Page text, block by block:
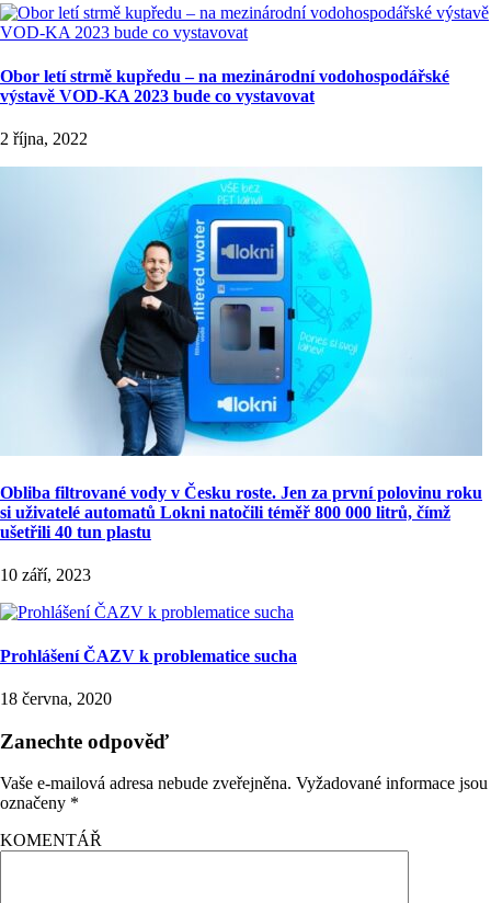
Obor letí strmě kupředu – na mezinárodní vodohospodářské
výstavě VOD-KA 2023 bude co vystavovat
2 října, 2022
Obliba filtrované vody v Česku roste. Jen za první polovinu roku
si uživatelé automatů Lokni natočili téměř 800 000 litrů, čímž
ušetřili 40 tun plastu
10 září, 2023
Prohlášení ČAZV k problematice sucha
18 června, 2020
Zanechte odpověď
Vaše e-mailová adresa nebude zveřejněna. Vyžadované informace jsou
označeny *
KOMENTÁŘ